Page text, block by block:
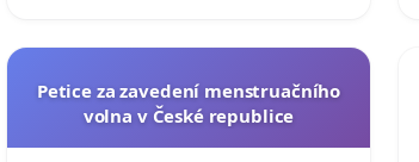
Petice za zavedení menstruačního
volna v České republice